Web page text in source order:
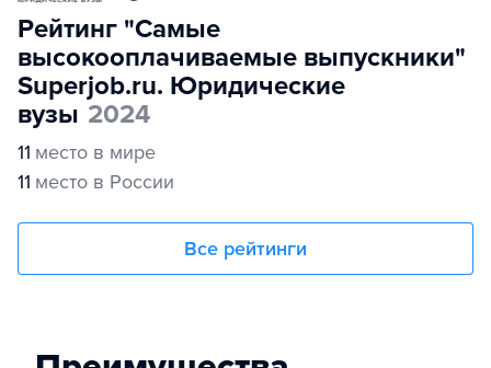
Рейтинг "Самые
высокооплачиваемые выпускники"
Superjob.ru. Юридические
вузы 2024
11 место в мире
11 место в России
Все рейтинги